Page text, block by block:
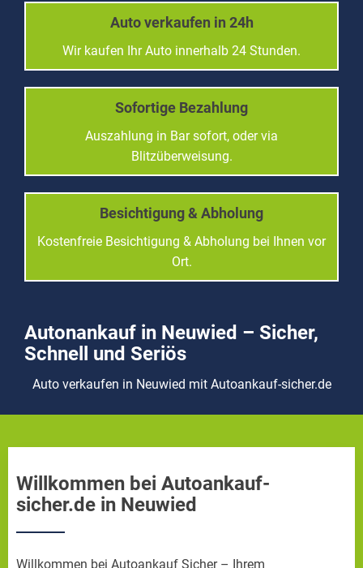
Auto verkaufen in 24h
Wir kaufen Ihr Auto innerhalb 24 Stunden.
Sofortige Bezahlung
Auszahlung in Bar sofort, oder via
Blitzüberweisung.
Besichtigung & Abholung
Kostenfreie Besichtigung & Abholung bei Ihnen vor
Ort.
Autonankauf in Neuwied – Sicher,
Schnell und Seriös
Auto verkaufen in Neuwied mit Autoankauf-sicher.de
Willkommen bei Autoankauf-
sicher.de in Neuwied
Willkommen bei Autoankauf Sicher – Ihrem